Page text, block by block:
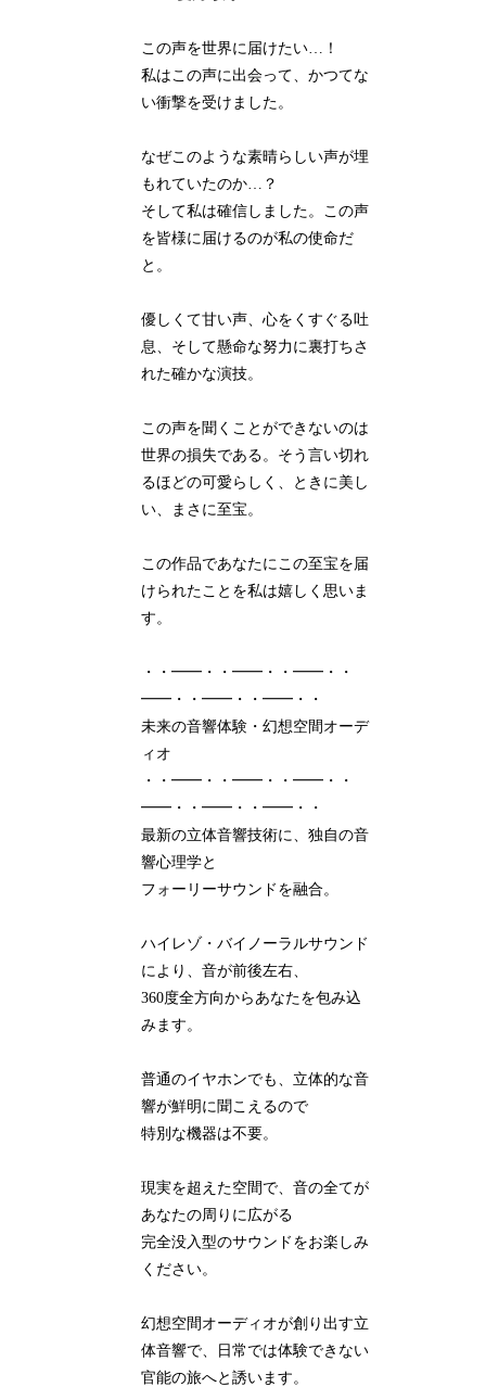
この声を世界に届けたい…！
私はこの声に出会って、かつてな
い衝撃を受けました。
なぜこのような素晴らしい声が埋
もれていたのか…？
そして私は確信しました。この声
を皆様に届けるのが私の使命だ
と。
優しくて甘い声、心をくすぐる吐
息、そして懸命な努力に裏打ちさ
れた確かな演技。
この声を聞くことができないのは
世界の損失である。そう言い切れ
るほどの可愛らしく、ときに美し
い、まさに至宝。
この作品であなたにこの至宝を届
けられたことを私は嬉しく思いま
す。
・・━━・・━━・・━━・・
━━・・━━・・━━・・
未来の音響体験・幻想空間オーデ
ィオ
・・━━・・━━・・━━・・
━━・・━━・・━━・・
最新の立体音響技術に、独自の音
響心理学と
フォーリーサウンドを融合。
ハイレゾ・バイノーラルサウンド
により、音が前後左右、
360度全方向からあなたを包み込
みます。
普通のイヤホンでも、立体的な音
響が鮮明に聞こえるので
特別な機器は不要。
現実を超えた空間で、音の全てが
あなたの周りに広がる
完全没入型のサウンドをお楽しみ
ください。
幻想空間オーディオが創り出す立
体音響で、日常では体験できない
官能の旅へと誘います。